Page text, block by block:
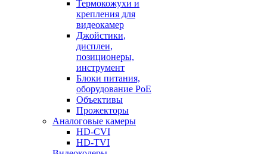
Термокожухи и
крепления для
видеокамер
Джойстики,
дисплеи,
позиционеры,
инструмент
Блоки питания,
оборудование PoE
Объективы
Прожекторы
Аналоговые камеры
HD-CVI
HD-TVI